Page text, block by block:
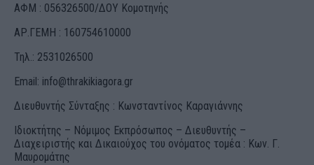
ΑΦΜ : 056326500/ΔOΥ Κομοτηνής
ΑΡ.ΓΕΜΗ : 160754610000
Τηλ.: 2531026500
Email: info@thrakikiagora.gr
Διευθυντής Σύνταξης : Κωνσταντίνος Καραγιάννης
Ιδιοκτήτης – Νόμιμος Εκπρόσωπος – Διευθυντής –
Διαχειριστής και Δικαιούχος του ονόματος τομέα : Κων. Γ.
Μαυρομάτης